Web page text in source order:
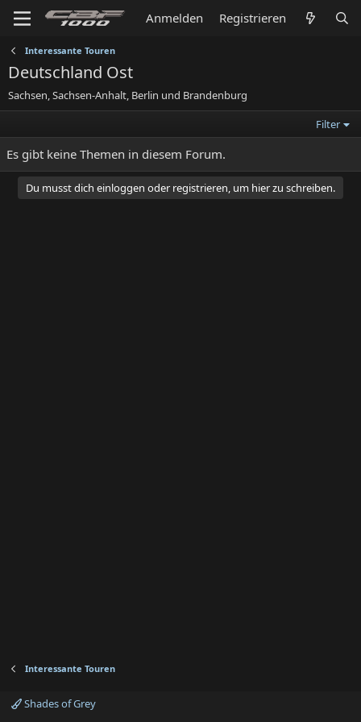
Anmelden Registrieren
Interessante Touren
Deutschland Ost
Sachsen, Sachsen-Anhalt, Berlin und Brandenburg
Filter
Es gibt keine Themen in diesem Forum.
Du musst dich einloggen oder registrieren, um hier zu schreiben.
Interessante Touren
Shades of Grey